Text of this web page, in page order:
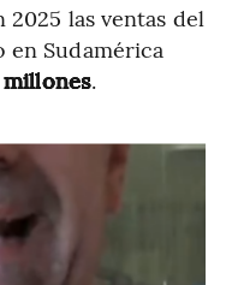
2025 las ventas del
en Sudamérica
millones.